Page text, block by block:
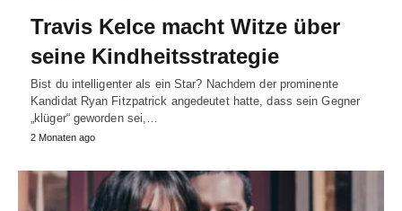
Travis Kelce macht Witze über
seine Kindheitsstrategie
Bist du intelligenter als ein Star? Nachdem der prominente
Kandidat Ryan Fitzpatrick angedeutet hatte, dass sein Gegner
„klüger“ geworden sei,…
2 Monaten ago